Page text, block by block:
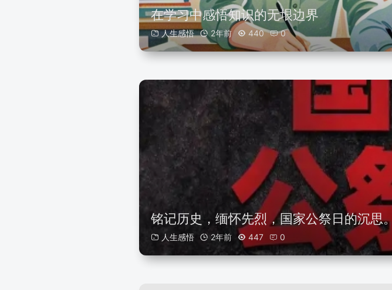
在学习中感悟知识的无垠边界
人生感悟 2年前 440 0
铭记历史，缅怀先烈，国家公祭日的沉思。
人生感悟 2年前 447 0